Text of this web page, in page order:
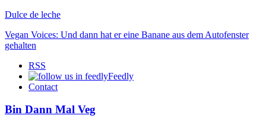
Dulce de leche
Vegan Voices: Und dann hat er eine Banane aus dem Autofenster
gehalten
RSS
Feedly
Contact
Bin Dann Mal Veg